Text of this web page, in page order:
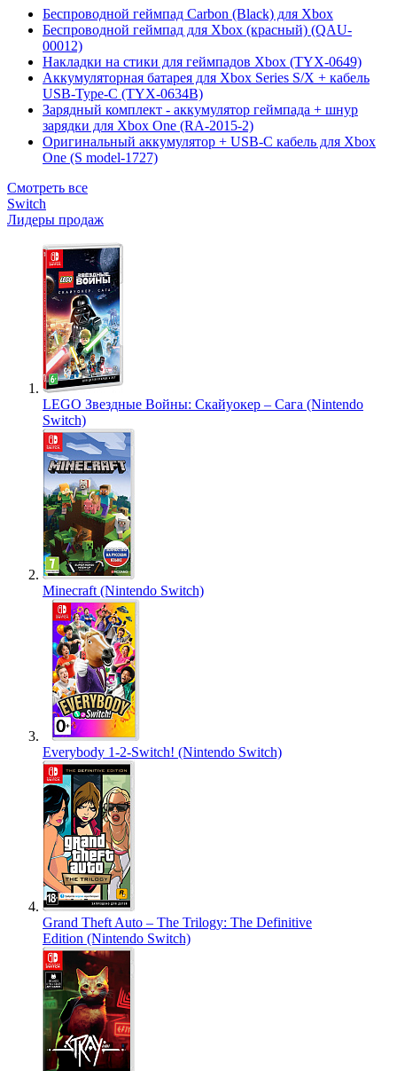
Беспроводной геймпад Carbon (Black) для Xbox
Беспроводной геймпад для Xbox (красный) (QAU-
00012)
Накладки на стики для геймпадов Xbox (TYX-0649)
Аккумуляторная батарея для Xbox Series S/X + кабель
USB-Type-C (TYX-0634B)
Зарядный комплект - аккумулятор геймпада + шнур
зарядки для Xbox One (RA-2015-2)
Оригинальный аккумулятор + USB-C кабель для Xbox
One (S model-1727)
Смотреть все
Switch
Лидеры продаж
LEGO Звездные Войны: Скайуокер – Сага (Nintendo
Switch)
Minecraft (Nintendo Switch)
Everybody 1-2-Switch! (Nintendo Switch)
Grand Theft Auto – The Trilogy: The Definitive
Edition (Nintendo Switch)